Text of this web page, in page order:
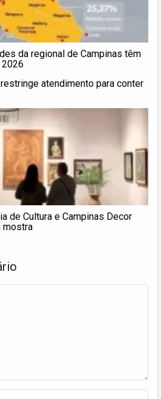
da regional de Campinas têm
atendimento para conter
de Cultura e Campinas Decor
mostra